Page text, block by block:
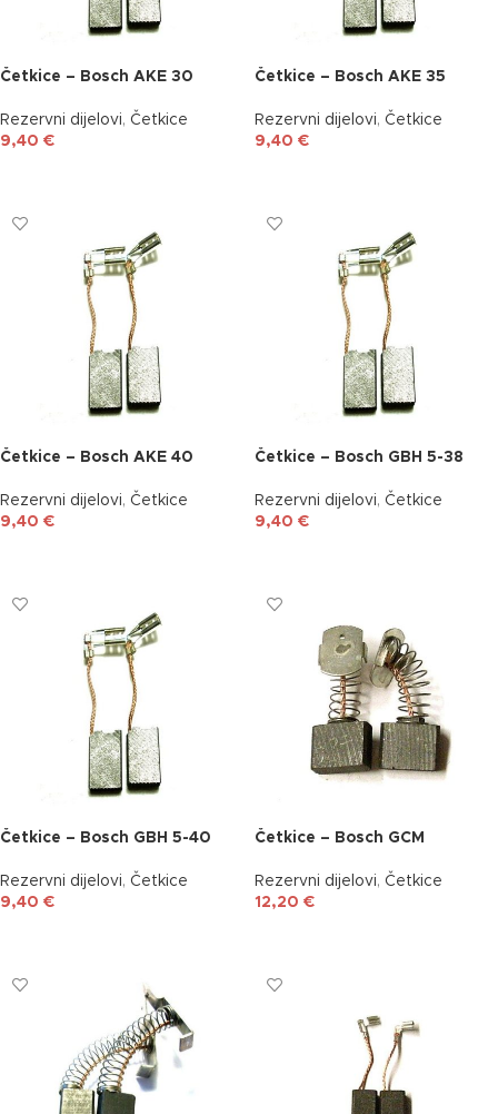
Četkice – Bosch AKE 30
Rezervni dijelovi, Četkice
9,40 €
Četkice – Bosch AKE 35
Rezervni dijelovi, Četkice
9,40 €
Četkice – Bosch AKE 40
Rezervni dijelovi, Četkice
9,40 €
Četkice – Bosch GBH 5-38
Rezervni dijelovi, Četkice
9,40 €
Četkice – Bosch GBH 5-40
Rezervni dijelovi, Četkice
9,40 €
Četkice – Bosch GCM
Rezervni dijelovi, Četkice
12,20 €